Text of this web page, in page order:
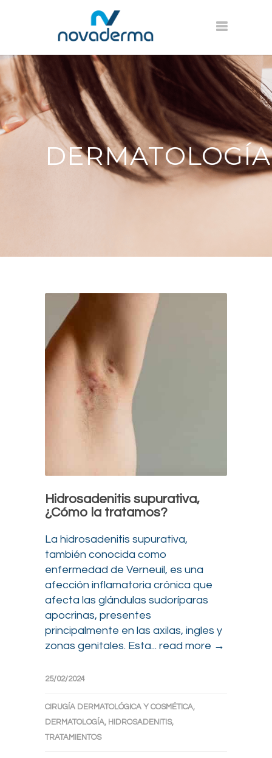
DERMATOLOGÍA
Hidrosadenitis supurativa,
¿Cómo la tratamos?
La hidrosadenitis supurativa,
también conocida como
enfermedad de Verneuil, es una
afección inflamatoria crónica que
afecta las glándulas sudoríparas
apocrinas, presentes
principalmente en las axilas, ingles y
zonas genitales. Esta... read more →
25/02/2024
CIRUGÍA DERMATOLÓGICA Y COSMÉTICA,
DERMATOLOGÍA, HIDROSADENITIS,
TRATAMIENTOS